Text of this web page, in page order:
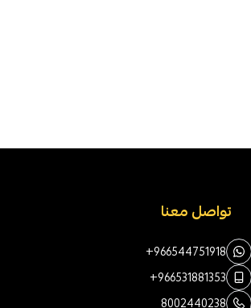
تواصل معنا
+966544751918
+966531881353
8002440238